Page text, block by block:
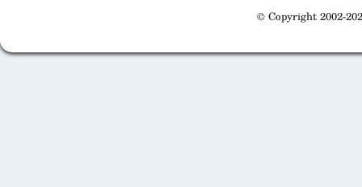
© Copyright 2002-